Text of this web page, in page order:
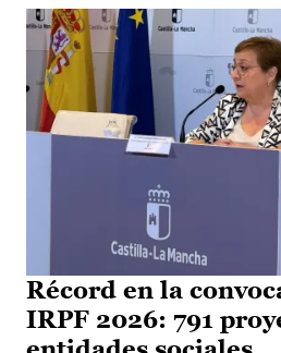
Récord en la
IRPF 2026: 791